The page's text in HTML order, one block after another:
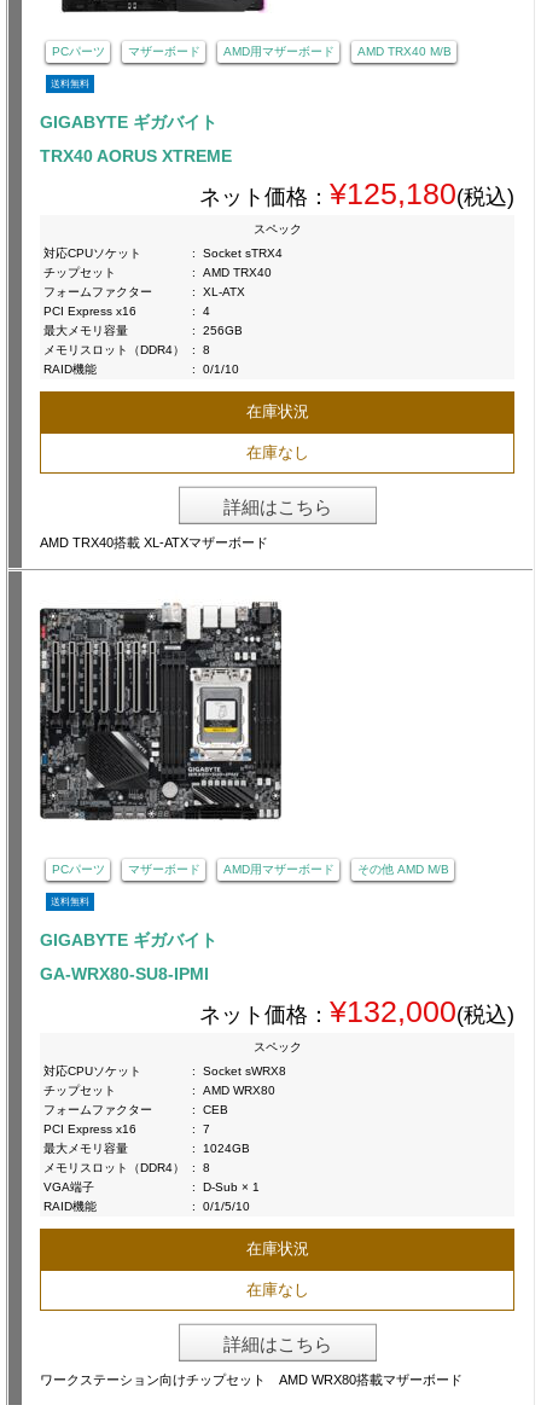
PCパーツ マザーボード AMD用マザーボード AMD TRX40 M/B
送料無料
GIGABYTE ギガバイト
TRX40 AORUS XTREME
ネット価格： ¥125,180(税込)
スペック
対応CPUソケット
:
Socket sTRX4
チップセット
:
AMD TRX40
フォームファクター
:
XL-ATX
PCI Express x16
:
4
最大メモリ容量
:
256GB
メモリスロット（DDR4）
:
8
RAID機能
: 0/1/10
在庫状況
在庫なし
詳細はこちら
AMD TRX40搭載 XL-ATXマザーボード
PCパーツ マザーボード AMD用マザーボード その他 AMD M/B
送料無料
GIGABYTE ギガバイト
GA-WRX80-SU8-IPMI
ネット価格： ¥132,000(税込)
スペック
対応CPUソケット
:
Socket sWRX8
チップセット
:
AMD WRX80
フォームファクター
:
CEB
PCI Express x16
:
7
最大メモリ容量
:
1024GB
メモリスロット（DDR4）
:
8
VGA端子
:
D-Sub × 1
RAID機能
: 0/1/5/10
在庫状況
在庫なし
詳細はこちら
ワークステーション向けチップセット AMD WRX80搭載マザーボード